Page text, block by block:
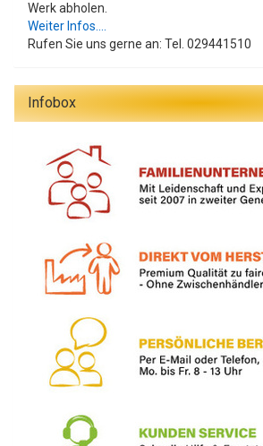
Werk abholen.
Weiter Infos....
Rufen Sie uns gerne an: Tel. 029441510
Infobox